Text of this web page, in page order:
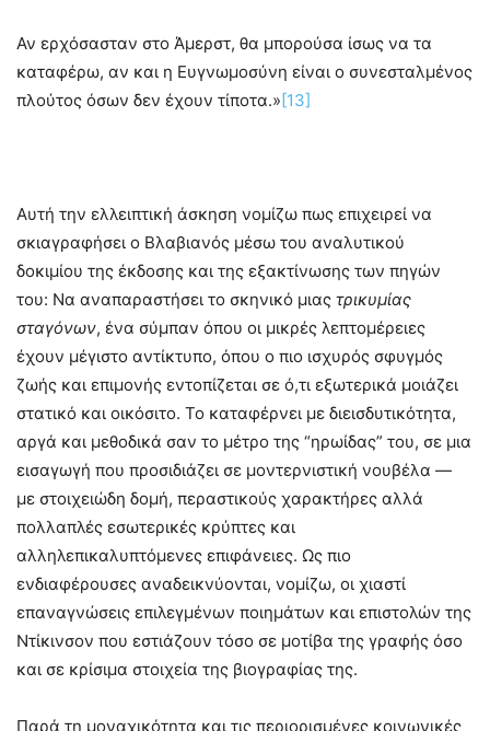
Αν ερχόσασταν στο Άμερστ, θα μπορούσα ίσως να τα
καταφέρω, αν και η Ευγνωμοσύνη είναι ο συνεσταλμένος
πλούτος όσων δεν έχουν τίποτα.» [13]
Αυτή την ελλειπτική άσκηση νομίζω πως επιχειρεί να
σκιαγραφήσει ο Βλαβιανός μέσω του αναλυτικού
δοκιμίου της έκδοσης και της εξακτίνωσης των πηγών
του: Να αναπαραστήσει το σκηνικό μιας τρικυμίας
σταγόνων, ένα σύμπαν όπου οι μικρές λεπτομέρειες
έχουν μέγιστο αντίκτυπο, όπου ο πιο ισχυρός σφυγμός
ζωής και επιμονής εντοπίζεται σε ό,τι εξωτερικά μοιάζει
στατικό και οικόσιτο. Το καταφέρνει με διεισδυτικότητα,
αργά και μεθοδικά σαν το μέτρο της “ηρωίδας” του, σε μια
εισαγωγή που προσιδιάζει σε μοντερνιστική νουβέλα —
με στοιχειώδη δομή, περαστικούς χαρακτήρες αλλά
πολλαπλές εσωτερικές κρύπτες και
αλληλεπικαλυπτόμενες επιφάνειες. Ως πιο
ενδιαφέρουσες αναδεικνύονται, νομίζω, οι χιαστί
επαναγνώσεις επιλεγμένων ποιημάτων και επιστολών της
Ντίκινσον που εστιάζουν τόσο σε μοτίβα της γραφής όσο
και σε κρίσιμα στοιχεία της βιογραφίας της.
Παρά τη μοναχικότητα και τις περιορισμένες κοινωνικές